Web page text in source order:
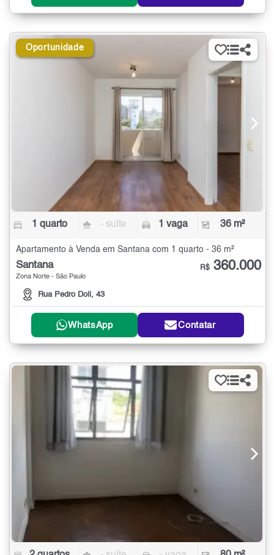
Oportunidade
1 quarto - suíte 1 vaga 36 m²
Apartamento à Venda em Santana com 1 quarto - 36 m²
Santana
Zona Norte - São Paulo
Rua Pedro Doll, 43
R$ 360.000
WhatsApp Contatar